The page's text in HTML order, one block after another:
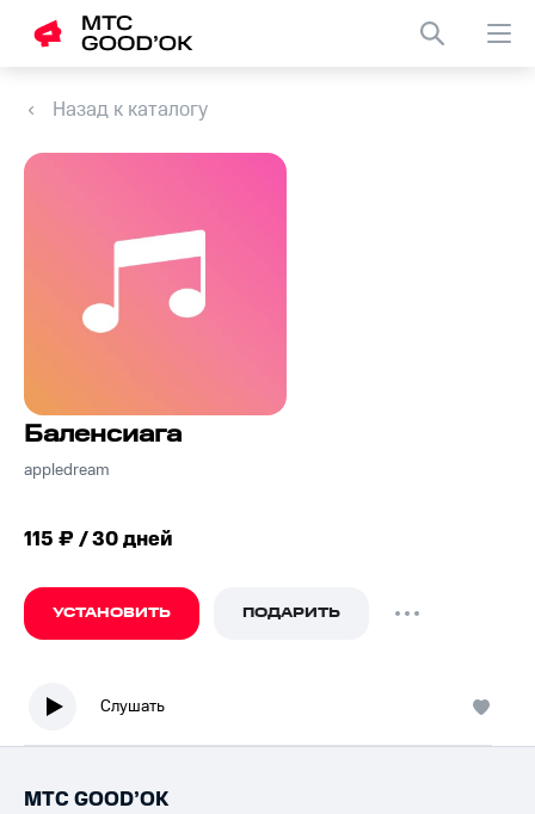
Назад к каталогу
Баленсиага
appledream
115 ₽ / 30 дней
УСТАНОВИТЬ ПОДАРИТЬ
Слушать
МТС GOOD’OK